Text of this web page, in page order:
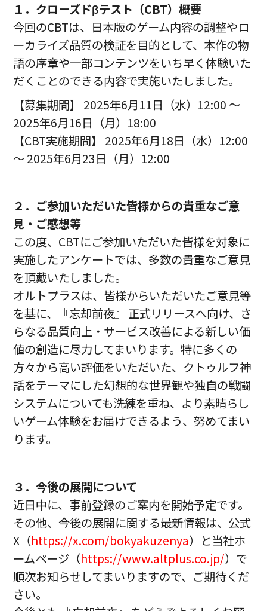
１．クローズドβテスト（CBT）概要
今回のCBTは、⽇本版のゲーム内容の調整やロ
ーカライズ品質の検証を⽬的として、本作の物
語の序章や⼀部コンテンツをいち早く体験いた
だくことのできる内容で実施いたしました。
【募集期間】 2025年6⽉11⽇（⽔）12:00 ～
2025年6⽉16⽇（⽉）18:00
【CBT実施期間】 2025年6⽉18⽇（⽔）12:00
～ 2025年6⽉23⽇（⽉）12:00
２．ご参加いただいた皆様からの貴重なご意
⾒・ご感想等
この度、CBTにご参加いただいた皆様を対象に
実施したアンケートでは、多数の貴重なご意見
を頂戴いたしました。
オルトプラスは、皆様からいただいたご意見等
を基に、『忘却前夜』 正式リリースへ向け、さ
らなる品質向上・サービス改善による新しい価
値の創造に尽力してまいります。特に多くの
方々から高い評価をいただいた、クトゥルフ神
話をテーマにした幻想的な世界観や独自の戦闘
システムについても洗練を重ね、より素晴らし
いゲーム体験をお届けできるよう、努めてまい
ります。
３．今後の展開について
近日中に、事前登録のご案内を開始予定です。
その他、今後の展開に関する最新情報は、公式
X（https://x.com/bokyakuzenya）と当社ホ
ームページ（https://www.altplus.co.jp/）で
順次お知らせしてまいりますので、ご期待くだ
さい。